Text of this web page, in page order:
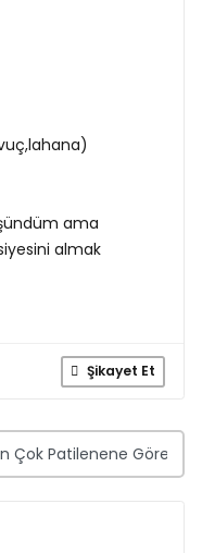
ama
almak
Şikayet Et